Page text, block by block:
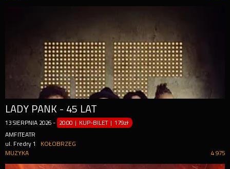
LADY PANK - 45 LAT
13 SIERPNIA 2026 - 20:00 | KUP-BILET |179zł
AMFITEATR
ul. Fredry 1
KOŁOBRZEG
4 975
MUZYKA